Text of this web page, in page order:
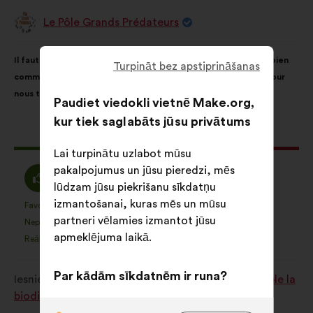
PriekšlikumuLe Pôle Grands Prédateurs
Priekšlikuma
saturs:
Il faut que la biodiversité et ses milieux soient vus comme un bien
commun. Aucun organisme ne pourra prendre des décisions pour
nous tous !
priekšlikums
saņēma:
Sadalījums
ir
šāds:
Piekrītu
:
80%
priekšlikums
kā:
Favorīts
: 1062
reize(-
s)
Nepieciešams
: 18
reize(-
s)
Reālistisks
:reize(-
Neitrāls
balsojums
:
Šis
kā:
Nav viedokļa
:reize(-
s)
Nesaprotams
:reize(-
Iesniegts Comment protéger et restaurer ensemble la
biodiversité?
Turpināt bez apstiprināšanas
Paudiet viedokli vietnē Make.org,
kur tiek saglabāts jūsu privātums
Lai turpinātu uzlabot mūsu
pakalpojumus un jūsu pieredzi, mēs
lūdzam jūsu piekrišanu sīkdatņu
izmantošanai, kuras mēs un mūsu
partneri vēlamies izmantot jūsu
apmeklējuma laikā.
Par kādām sīkdatnēm ir runa?